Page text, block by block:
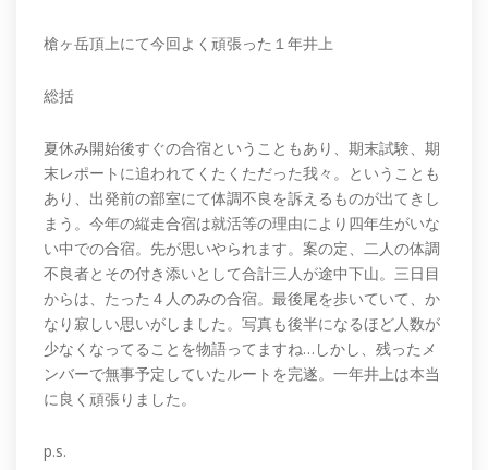
槍ヶ岳頂上にて今回よく頑張った１年井上
総括
夏休み開始後すぐの合宿ということもあり、期末試験、期
末レポートに追われてくたくただった我々。ということも
あり、出発前の部室にて体調不良を訴えるものが出てきし
まう。今年の縦走合宿は就活等の理由により四年生がいな
い中での合宿。先が思いやられます。案の定、二人の体調
不良者とその付き添いとして合計三人が途中下山。三日目
からは、たった４人のみの合宿。最後尾を歩いていて、か
なり寂しい思いがしました。写真も後半になるほど人数が
少なくなってることを物語ってますね…しかし、残ったメ
ンバーで無事予定していたルートを完遂。一年井上は本当
に良く頑張りました。
p.s.